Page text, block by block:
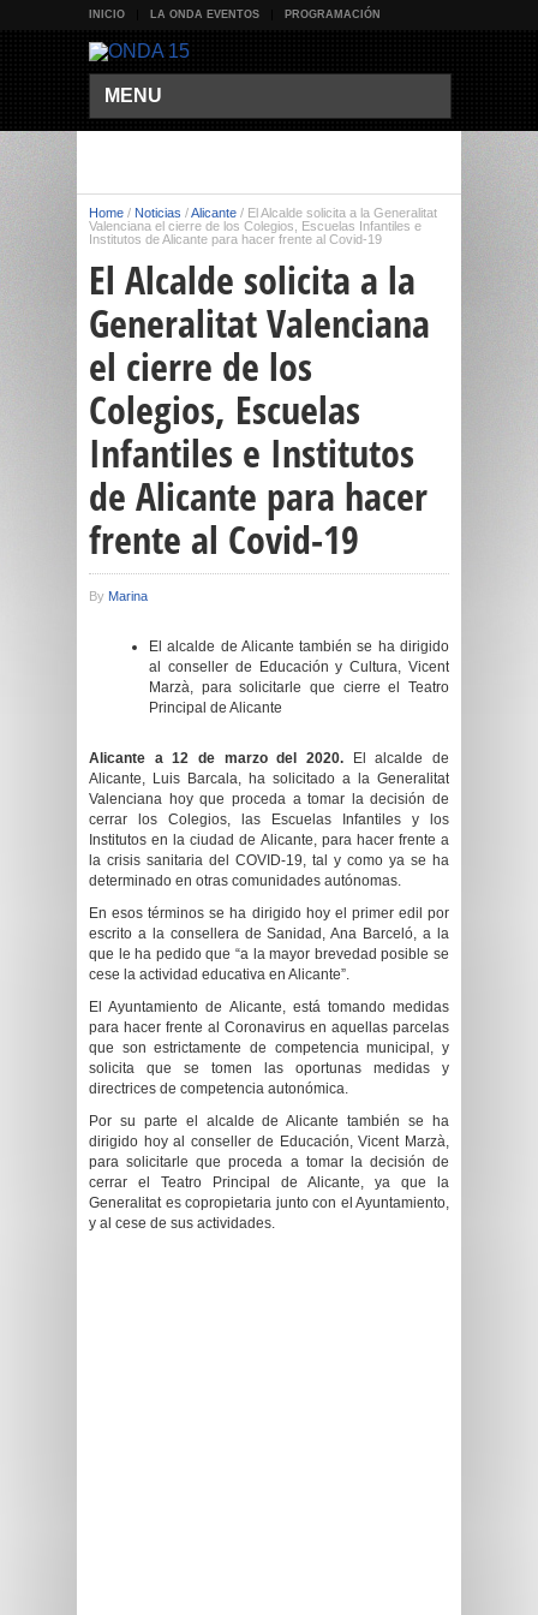
INICIO LA ONDA EVENTOS PROGRAMACIÓN
MENU
Home / Noticias /Alicante / El Alcalde solicita a la Generalitat
Valenciana el cierre de los Colegios, Escuelas Infantiles e
Institutos de Alicante para hacer frente al Covid-19
El Alcalde solicita a la
Generalitat Valenciana
el cierre de los
Colegios, Escuelas
Infantiles e Institutos
de Alicante para hacer
frente al Covid-19
By Marina
El alcalde de Alicante también se ha dirigido
al conseller de Educación y Cultura, Vicent
Marzà, para solicitarle que cierre el Teatro
Principal de Alicante
Alicante a 12 de marzo del 2020. El alcalde de
Alicante, Luis Barcala, ha solicitado a la Generalitat
Valenciana hoy que proceda a tomar la decisión de
cerrar los Colegios, las Escuelas Infantiles y los
Institutos en la ciudad de Alicante, para hacer frente a
la crisis sanitaria del COVID-19, tal y como ya se ha
determinado en otras comunidades autónomas.
En esos términos se ha dirigido hoy el primer edil por
escrito a la consellera de Sanidad, Ana Barceló, a la
que le ha pedido que “a la mayor brevedad posible se
cese la actividad educativa en Alicante”.
El Ayuntamiento de Alicante, está tomando medidas
para hacer frente al Coronavirus en aquellas parcelas
que son estrictamente de competencia municipal, y
solicita que se tomen las oportunas medidas y
directrices de competencia autonómica.
Por su parte el alcalde de Alicante también se ha
dirigido hoy al conseller de Educación, Vicent Marzà,
para solicitarle que proceda a tomar la decisión de
cerrar el Teatro Principal de Alicante, ya que la
Generalitat es copropietaria junto con el Ayuntamiento,
y al cese de sus actividades.